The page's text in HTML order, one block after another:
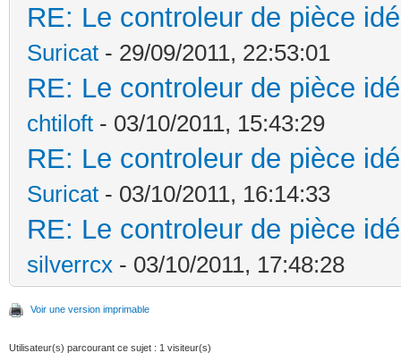
RE: Le controleur de pièce
Suricat - 29/09/2011, 22:53:01
RE: Le controleur de pièce
chtiloft - 03/10/2011, 15:43:29
RE: Le controleur de pièce
Suricat - 03/10/2011, 16:14:33
RE: Le controleur de pièce
silverrcx - 03/10/2011, 17:48:28
Voir une version imprimable
Utilisateur(s) parcourant ce sujet : 1 visiteur(s)